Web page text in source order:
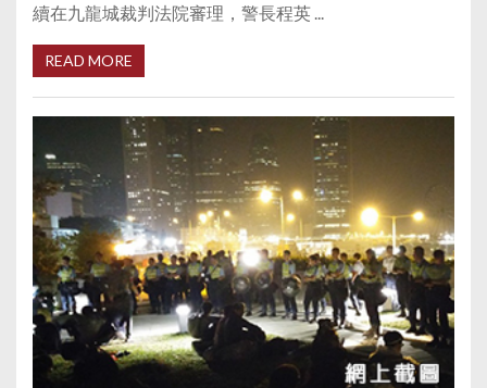
續在九龍城裁判法院審理，警長程英 ...
READ MORE